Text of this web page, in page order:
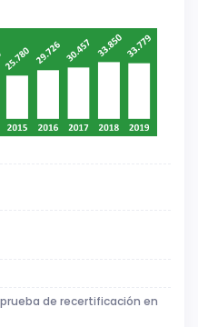
prueba de recertificación en